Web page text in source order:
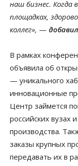
наш бизнес. Когда
площадках,
коллег», —
В рамках
объявила об
— уникального
инновационные
Центр займется
российских вузах
производства.
заказы крупных
передавать их в